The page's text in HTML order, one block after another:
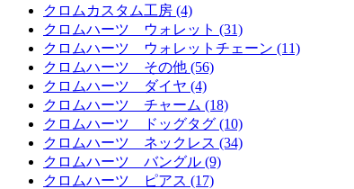
クロムカスタム工房 (4)
クロムハーツ ウォレット (31)
クロムハーツ ウォレットチェーン (11)
クロムハーツ その他 (56)
クロムハーツ ダイヤ (4)
クロムハーツ チャーム (18)
クロムハーツ ドッグタグ (10)
クロムハーツ ネックレス (34)
クロムハーツ バングル (9)
クロムハーツ ピアス (17)